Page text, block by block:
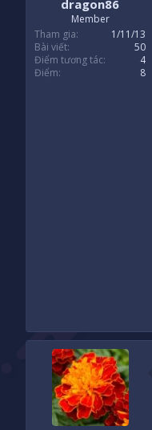
ầ
u
dragon86
Member
Tham gia
1/11/13
Bài viết
50
Điểm tương tác
4
Điểm
8